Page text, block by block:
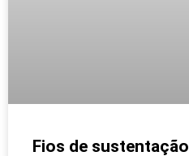
Fios de